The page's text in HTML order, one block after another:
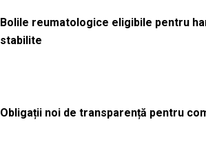
Bolile reumatologice eligibile pentru
stabilite
Obligații noi de transparență pentru